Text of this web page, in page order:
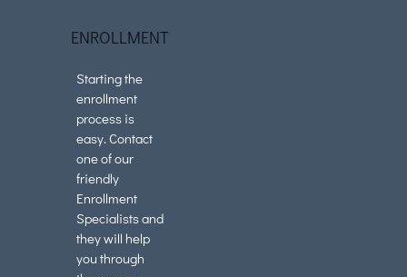
ENROLLMENT
Starting the
enrollment
process is
easy. Contact
one of our
friendly
Enrollment
Specialists and
they will help
you through